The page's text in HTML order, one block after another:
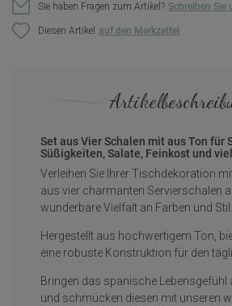
Sie haben Fragen zum Artikel? Schreiben Sie
Diesen Artikel
Set aus Vier Schalen mit aus Ton für
Süßigkeiten, Salate, Feinkost und
Verleihen Sie Ihrer Tischdekoration
aus vier charmanten Servierschalen
wunderbare Vielfalt an Farben und Stil.
Hergestellt aus hochwertigem Ton,
eine robuste Konstruktion für den
Bringen das spanische Lebensgefühl
und schmücken diesen mit unseren